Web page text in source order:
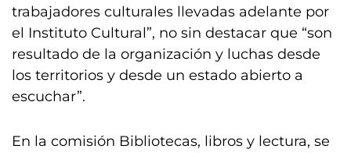
trabajadores culturales llevadas adelante por
el Instituto Cultural”, no sin destacar que “son
resultado de la organización y luchas desde
los territorios y desde un estado abierto a
escuchar”.
En la comisión Bibliotecas, libros y lectura, se